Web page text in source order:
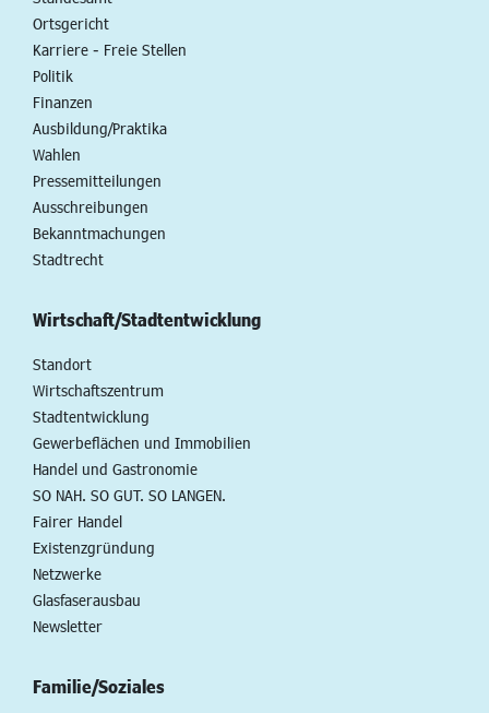
Ortsgericht
Karriere - Freie Stellen
Politik
Finanzen
Ausbildung/Praktika
Wahlen
Pressemitteilungen
Ausschreibungen
Bekanntmachungen
Stadtrecht
Wirtschaft/Stadtentwicklung
Standort
Wirtschaftszentrum
Stadtentwicklung
Gewerbeflächen und Immobilien
Handel und Gastronomie
SO NAH. SO GUT. SO LANGEN.
Fairer Handel
Existenzgründung
Netzwerke
Glasfaserausbau
Newsletter
Familie/Soziales